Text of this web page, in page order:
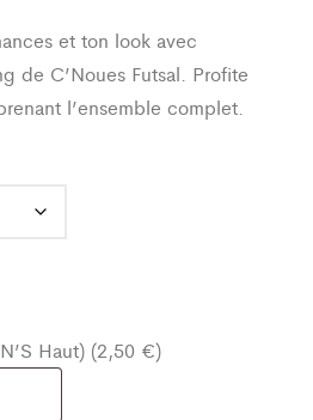
et ton look avec
de C’Noues Futsal. Profite
l’ensemble complet.
Haut) (2,50 €)